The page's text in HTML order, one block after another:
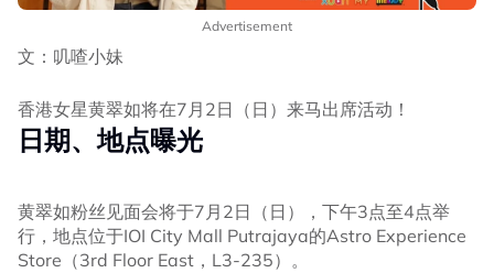
Advertisement
文：叽喳小妹
香港女星黄翠如将在7月2日（日）来马出席活动！
日期、地点曝光
黄翠如粉丝见面会将于7月2日（日），下午3点至4点举
行，地点位于IOI City Mall Putrajaya的Astro Experience
Store（3rd Floor East，L3-235）。